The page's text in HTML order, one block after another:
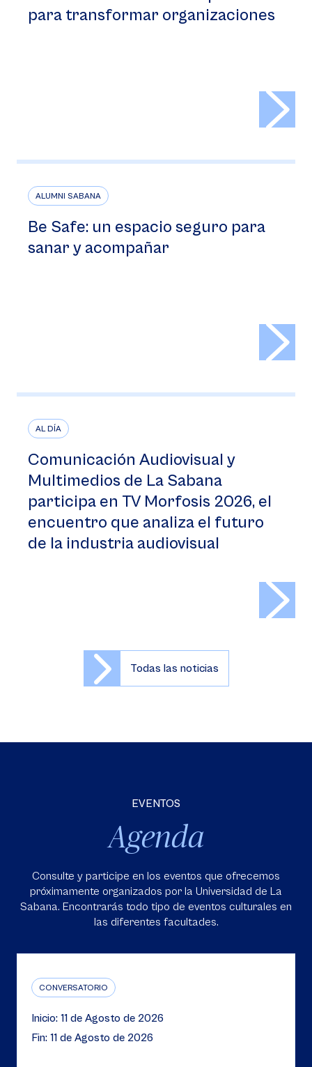
para transformar organizaciones
ALUMNI SABANA
Be Safe: un espacio seguro para
sanar y acompañar
AL DÍA
Comunicación Audiovisual y
Multimedios de La Sabana
participa en TV Morfosis 2026, el
encuentro que analiza el futuro
de la industria audiovisual
Todas las noticias
EVENTOS
Agenda
Consulte y participe en los eventos que ofrecemos
próximamente organizados por la Universidad de La
Sabana. Encontrarás todo tipo de eventos culturales en
las diferentes facultades.
CONVERSATORIO
Inicio: 11 de Agosto de 2026
Fin: 11 de Agosto de 2026